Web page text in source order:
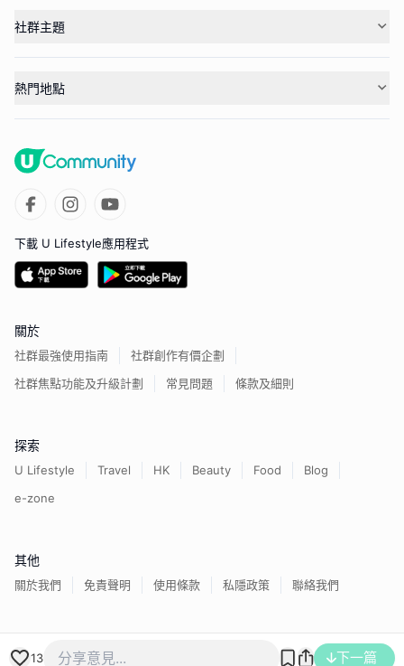
13 下一篇
社群主題
熱門地點
下載 U Lifestyle應用程式
關於
社群最強使用指南
社群創作有價企劃
社群焦點功能及升級計劃
常見問題 條款及細則
探索
U Lifestyle Travel HK Beauty Food
Blog
e-zone
其他
關於我們 免責聲明 使用條款 私隱政策 聯絡我們
香港經濟日報版權所有©